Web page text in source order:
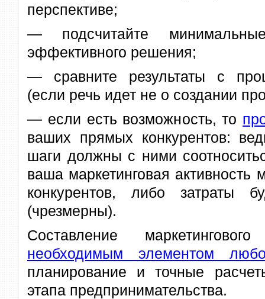
перспективе;
— подсчитайте
эффективного решения;
— сравните результаты с
(если речь идет не о создании
— если есть возможность, то
ваших прямых конкурентов:
шаги должны с ними
ваша маркетинговая активность
конкурентов, либо затраты
(чрезмерны).
Составление
необходимым элементом
планирование и точные
этапа предпринимательства.